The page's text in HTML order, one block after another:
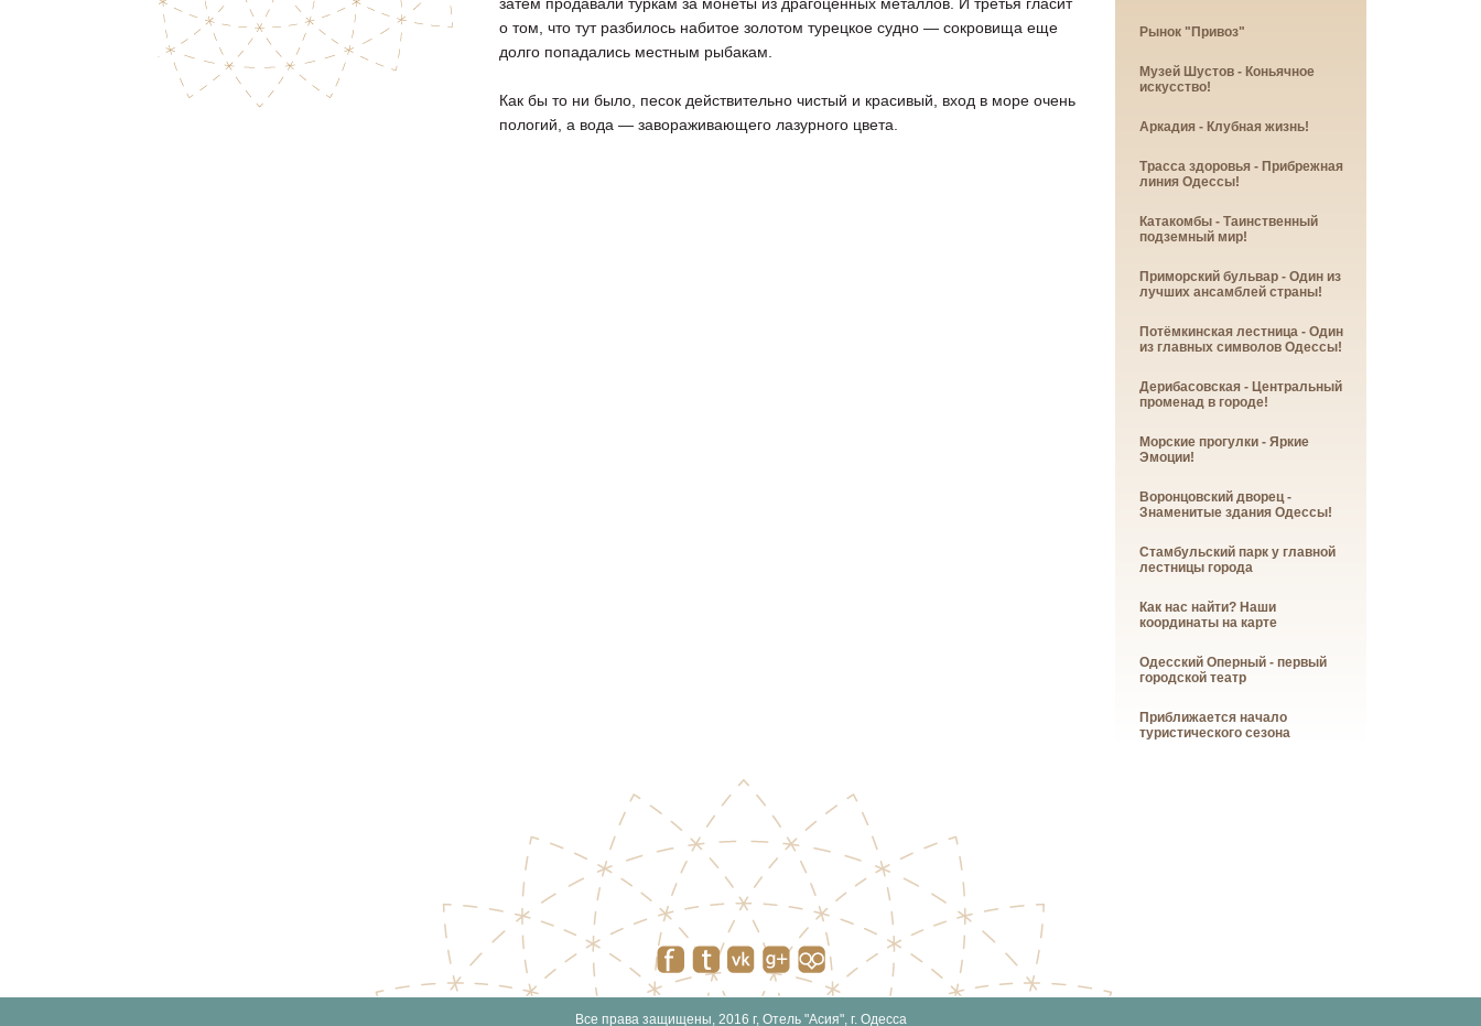
о том, что тут разбилось набитое золотом турецкое судно — сокровища еще
долго попадались местным рыбакам.
Как бы то ни было, песок действительно чистый и красивый, вход в море очень
пологий, а вода — завораживающего лазурного цвета.
Рынок "Привоз"
Музей Шустов - Коньячное
искусство!
Аркадия - Клубная жизнь!
Трасса здоровья - Прибрежная
линия Одессы!
Катакомбы - Таинственный
подземный мир!
Приморский бульвар - Один из
лучших ансамблей страны!
Потёмкинская лестница - Один
из главных символов Одессы!
Дерибасовская - Центральный
променад в городе!
Морские прогулки - Яркие
Эмоции!
Воронцовский дворец -
Знаменитые здания Одессы!
Стамбульский парк у главной
лестницы города
Как нас найти? Наши
координаты на карте
Одесский Оперный - первый
городской театр
Приближается начало
туристического сезона
Все права защищены, 2016 г, Отель "Асия", г. Одесса